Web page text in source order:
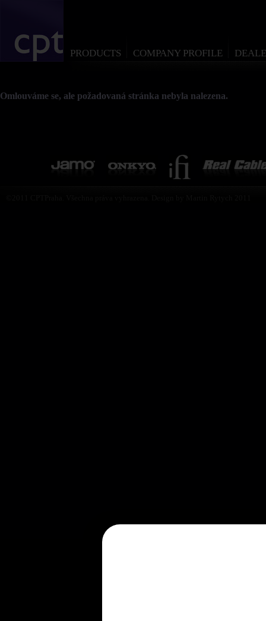
PRODUCTS COMPANY PROFILE
Omlouváme se, ale požadovaná stránka nebyla nalezena.